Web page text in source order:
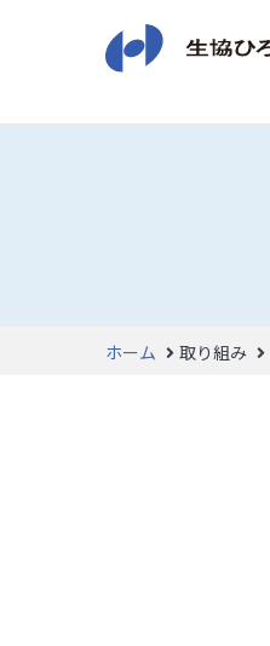
ホーム 取り組み